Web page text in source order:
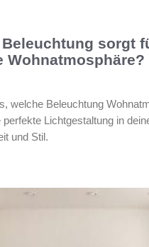
sorgt
Wohnatmosphäre?
welche Beleuchtung
perfekte Lichtgestaltung in
und Stil.